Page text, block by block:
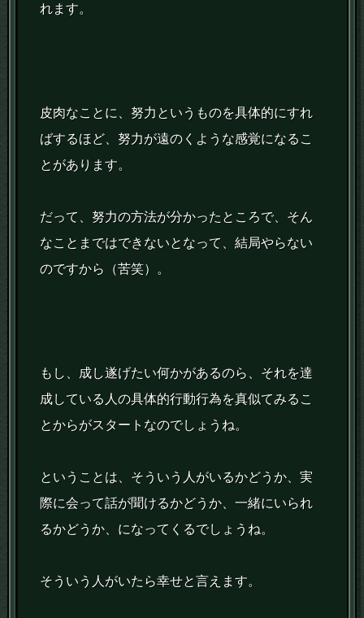
れます。
皮肉なことに、努力というものを具体的にすれ
ばするほど、努力が遠のくような感覚になるこ
とがあります。
だって、努力の方法が分かったところで、そん
なことまではできないとなって、結局やらない
のですから（苦笑）。
もし、成し遂げたい何かがあるのら、それを達
成している人の具体的行動行為を真似てみるこ
とからがスタートなのでしょうね。
ということは、そういう人がいるかどうか、実
際に会って話が聞けるかどうか、一緒にいられ
るかどうか、になってくるでしょうね。
そういう人がいたら幸せと言えます。